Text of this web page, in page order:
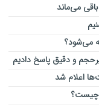
و دقیق‌ پاسخ دادیم
اعلام شد